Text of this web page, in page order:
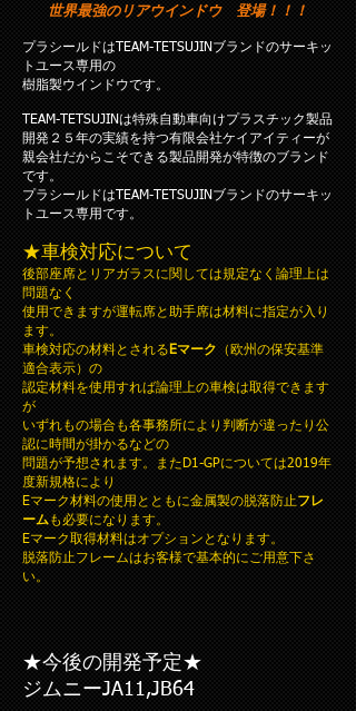
世界最強のリアウインドウ 登場！！！
プラシールドはTEAM-TETSUJINブランドのサーキッ
トユース専用の
樹脂製ウインドウです。
TEAM-TETSUJINは特殊自動車向けプラスチック製品
開発２５年の実績を持つ有限会社ケイアイティーが
親会社だからこそできる製品開発が特徴のブランド
です。
プラシールドはTEAM-TETSUJINブランドのサーキッ
トユース専用です。
★車検対応について
後部座席とリアガラスに関しては規定なく論理上は
問題なく
使用できますが運転席と助手席は材料に指定が入り
ます。
​車検対応の材料とされる Eマーク （欧州の保安基準
適合表示）の
認定材料を使用すれば論理上の車検は取得できます
が
いずれもの場合も各事務所により判断が違ったり公
認に時間が掛かるなどの
問題が予想されます。またD1-GPについては2019年
度新規格により
Eマーク材料の使用とともに金属製の脱落防止フレ
ームも必要になります。
Eマーク取得材料はオプションとなります。
​脱落防止フレームはお客様で基本的にご用意下さ
い。
★今後の開発予定★
ジムニーJA11,JB64